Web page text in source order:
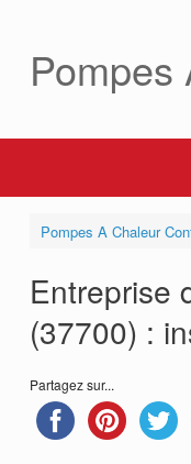
contentPompes
Pompes A Chaleur
Entreprise
(37700) :
Partagez sur...